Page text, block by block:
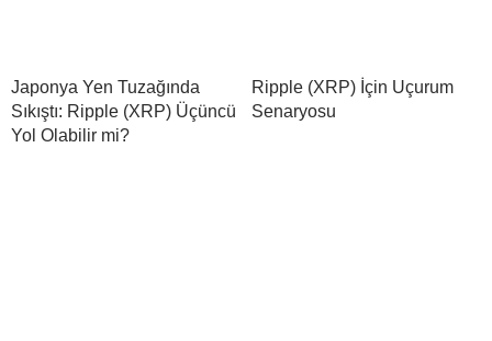
Japonya Yen Tuzağında
Sıkıştı: Ripple (XRP) Üçüncü
Yol Olabilir mi?
Ripple (XRP) İçin Uçurum
Senaryosu